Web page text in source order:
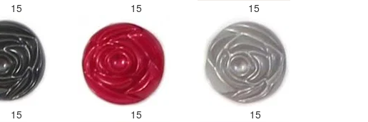
15 15 15
15 15 15